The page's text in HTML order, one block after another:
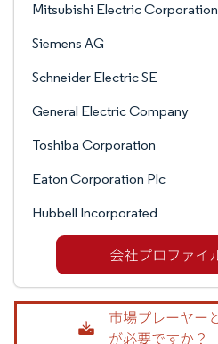
Mitsubishi Electric Corporation
Siemens AG
Schneider Electric SE
General Electric Company
Toshiba Corporation
Eaton Corporation Plc
Hubbell Incorporated